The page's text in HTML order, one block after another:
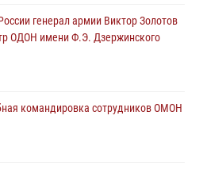
генерал армии Виктор Золотов
ОДОН имени Ф.Э. Дзержинского
командировка сотрудников ОМОН